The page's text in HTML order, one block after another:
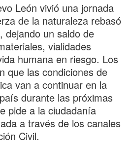
León vivió una jornada
de la naturaleza rebasó
dejando un saldo de
vialidades
humana en riesgo. Los
que las condiciones de
van a continuar en la
durante las próximas
pide a la ciudadanía
a través de los canales
Civil.